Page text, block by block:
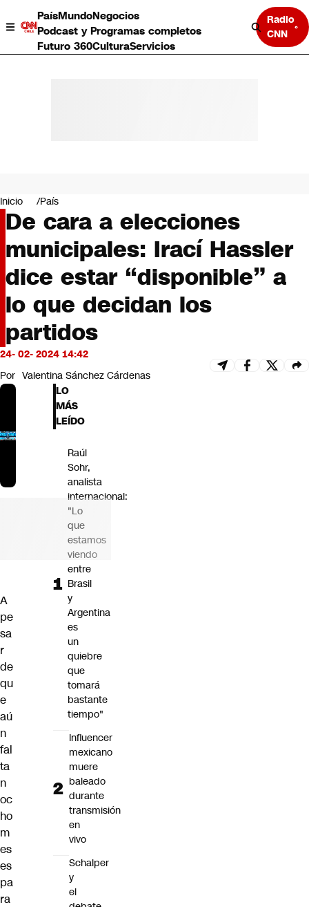
PaísMundoNegocios
Podcast y Programas completos
Futuro 360CulturaServicios
Radio
CNN
Negocios
Deportes
Programas completos
Cultura
Servicios
Bits
CNN tiempo
Futuro 360
Opinión
Inicio País
De cara a elecciones
municipales: Irací Hassler
dice estar “disponible” a
lo que decidan los
partidos
24- 02- 2024 14:42
Por Valentina Sánchez Cárdenas
A
pe
sa
r
de
qu
e
aú
n
fal
ta
n
oc
ho
m
es
es
pa
ra
LO
MÁS
LEÍDO
Raúl
Sohr,
analista
internacional:
"Lo
que
estamos
viendo
entre
Brasil
y
Argentina
es
un
quiebre
que
tomará
bastante
tiempo"
Influencer
mexicano
muere
baleado
durante
transmisión
en
vivo
Schalper
y
el